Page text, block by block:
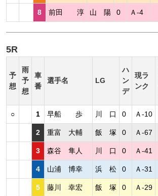
8 前田 淳 山 陽 0 Ａ-4
5R
予
想
雨
予
想
車
番
選手名 LG
ハ
ン
デ
現ラ
ンク
○ 1 早船 歩 川 口 0 Ａ-10
2 重富 大輔 飯 塚 0 Ａ-67
3 森谷 隼人 川 口 0 Ａ-41
4 山浦 博幸 浜 松 0 Ａ-31
5 藤川 幸宏 飯 塚 0 Ａ-29